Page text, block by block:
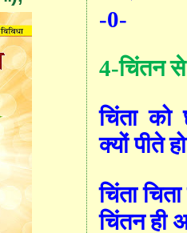
-0-
4-चिंतन
चिंता को
क्यों पीते
चिंता
चिंतन ही